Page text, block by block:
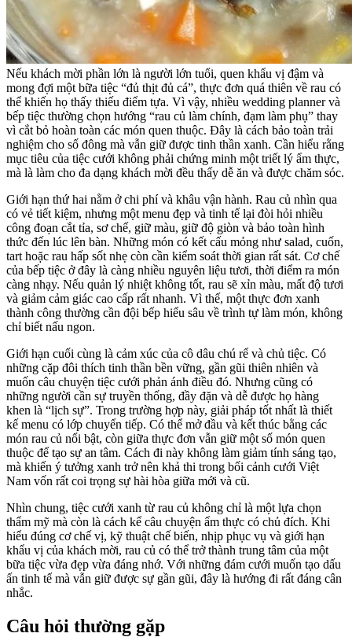
Nếu khách mời phần lớn là người lớn tuổi, quen khẩu vị đậm và
mong đợi một bữa tiệc “đủ thịt đủ cá”, thực đơn quá thiên về rau có
thể khiến họ thấy thiếu điểm tựa. Vì vậy, nhiều wedding planner và
bếp tiệc thường chọn hướng “rau củ làm chính, đạm làm phụ” thay
vì cắt bỏ hoàn toàn các món quen thuộc. Đây là cách bảo toàn trải
nghiệm cho số đông mà vẫn giữ được tinh thần xanh. Cần hiểu rằng
mục tiêu của tiệc cưới không phải chứng minh một triết lý ẩm thực,
mà là làm cho đa dạng khách mời đều thấy dễ ăn và được chăm sóc.
Giới hạn thứ hai nằm ở chi phí và khâu vận hành. Rau củ nhìn qua
có vẻ tiết kiệm, nhưng một menu đẹp và tinh tế lại đòi hỏi nhiều
công đoạn cắt tỉa, sơ chế, giữ màu, giữ độ giòn và bảo toàn hình
thức đến lúc lên bàn. Những món có kết cấu mỏng như salad, cuốn,
tart hoặc rau hấp sốt nhẹ còn cần kiểm soát thời gian rất sát. Cơ chế
của bếp tiệc ở đây là càng nhiều nguyên liệu tươi, thời điểm ra món
càng nhạy. Nếu quản lý nhiệt không tốt, rau sẽ xỉn màu, mất độ tươi
và giảm cảm giác cao cấp rất nhanh. Vì thế, một thực đơn xanh
thành công thường cần đội bếp hiểu sâu về trình tự làm món, không
chỉ biết nấu ngon.
Giới hạn cuối cùng là cảm xúc của cô dâu chú rể và chủ tiệc. Có
những cặp đôi thích tinh thần bền vững, gần gũi thiên nhiên và
muốn câu chuyện tiệc cưới phản ánh điều đó. Nhưng cũng có
những người cần sự truyền thống, đầy đặn và dễ được họ hàng
khen là “lịch sự”. Trong trường hợp này, giải pháp tốt nhất là thiết
kế menu có lớp chuyển tiếp. Có thể mở đầu và kết thúc bằng các
món rau củ nổi bật, còn giữa thực đơn vẫn giữ một số món quen
thuộc để tạo sự an tâm. Cách đi này không làm giảm tính sáng tạo,
mà khiến ý tưởng xanh trở nên khả thi trong bối cảnh cưới Việt
Nam vốn rất coi trọng sự hài hòa giữa mới và cũ.
Nhìn chung, tiệc cưới xanh từ rau củ không chỉ là một lựa chọn
thẩm mỹ mà còn là cách kể câu chuyện ẩm thực có chủ đích. Khi
hiểu đúng cơ chế vị, kỹ thuật chế biến, nhịp phục vụ và giới hạn
khẩu vị của khách mời, rau củ có thể trở thành trung tâm của một
bữa tiệc vừa đẹp vừa đáng nhớ. Với những đám cưới muốn tạo dấu
ấn tinh tế mà vẫn giữ được sự gần gũi, đây là hướng đi rất đáng cân
nhắc.
Câu hỏi thường gặp